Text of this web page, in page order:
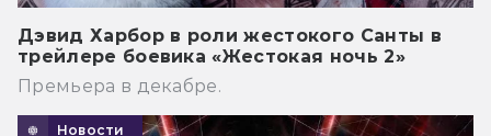
Дэвид Харбор в роли жестокого Санты в
трейлере боевика «Жестокая ночь 2»
Премьера в декабре.
Новости